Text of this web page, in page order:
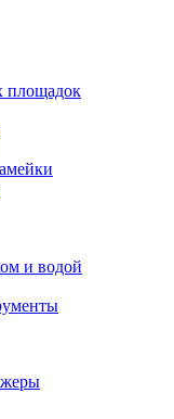
площадок
и водой